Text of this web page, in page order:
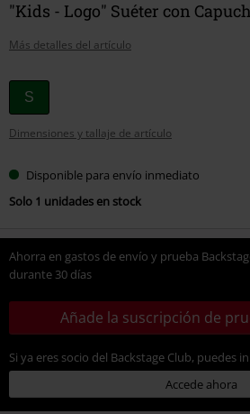
"Kids - Logo" Suéter con
Más detalles del artículo
Elige
tu
talla
S
Dimensiones y tallaje de artículo
Disponible para envío inmediato
Solo 1 unidades en stock
Ahorra en gastos de envío y prueba
durante 30 días
Añade la suscripción de
Si ya eres socio del Backstage Club, puedes
Accede ahora